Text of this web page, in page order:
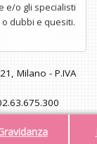
e/o gli specialisti
dubbi e quesiti.
Milano - P.IVA